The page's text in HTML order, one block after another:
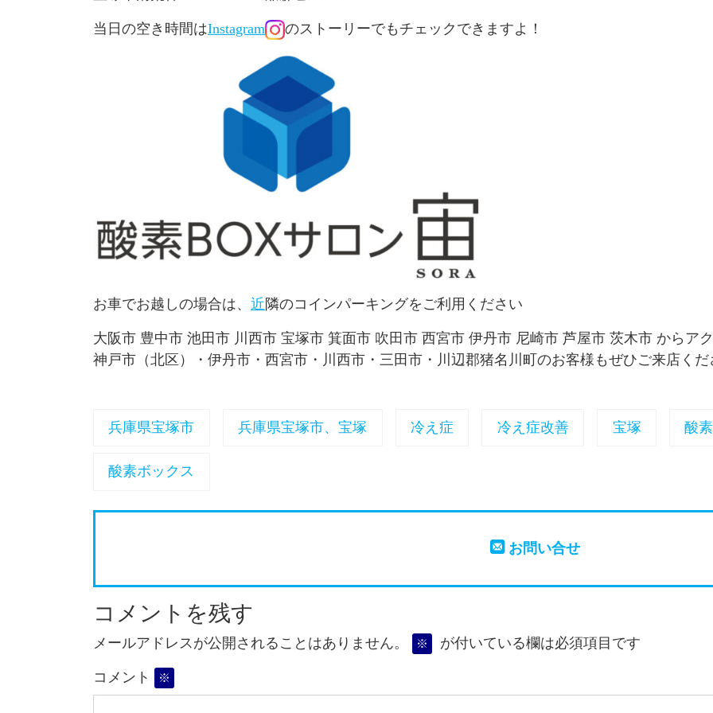
当日の空き時間はInstagram のストーリーでもチェックできますよ！
お車でお越しの場合は、 近隣のコインパーキングをご利用ください
大阪市 豊中市 池田市 川西市 宝塚市 箕面市 吹田市 西宮市 伊丹市 尼崎市 芦屋市 茨木市 からアク
神戸市（北区）・伊丹市・西宮市・川西市・三田市・川辺郡猪名川町のお客様もぜひご来店くだ
兵庫県宝塚市 兵庫県宝塚市、宝塚 冷え症 冷え症改善 宝塚 酸
酸素ボックス
お問い合せ
コメントを残す
メールアドレスが公開されることはありません。 ※ が付いている欄は必須項目です
コメント ※